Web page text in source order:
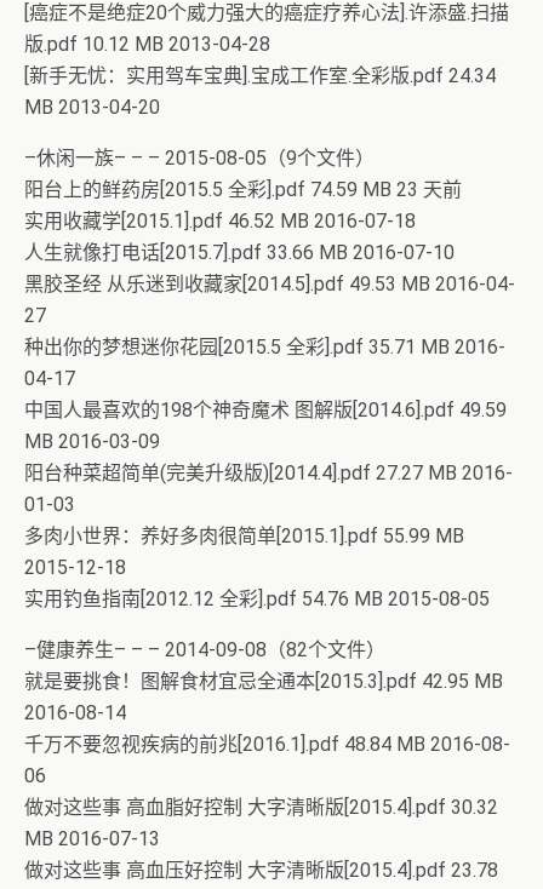
[癌症不是绝症20个威力强大的癌症疗养心法].许添盛.扫描
版.pdf 10.12 MB 2013-04-28
[新手无忧：实用驾车宝典].宝成工作室.全彩版.pdf 24.34
MB 2013-04-20
–休闲一族– – – 2015-08-05（9个文件）
阳台上的鲜药房[2015.5 全彩].pdf 74.59 MB 23 天前
实用收藏学[2015.1].pdf 46.52 MB 2016-07-18
人生就像打电话[2015.7].pdf 33.66 MB 2016-07-10
黑胶圣经 从乐迷到收藏家[2014.5].pdf 49.53 MB 2016-04-
27
种出你的梦想迷你花园[2015.5 全彩].pdf 35.71 MB 2016-
04-17
中国人最喜欢的198个神奇魔术 图解版[2014.6].pdf 49.59
MB 2016-03-09
阳台种菜超简单(完美升级版)[2014.4].pdf 27.27 MB 2016-
01-03
多肉小世界：养好多肉很简单[2015.1].pdf 55.99 MB
2015-12-18
实用钓鱼指南[2012.12 全彩].pdf 54.76 MB 2015-08-05
–健康养生– – – 2014-09-08（82个文件）
就是要挑食！图解食材宜忌全通本[2015.3].pdf 42.95 MB
2016-08-14
千万不要忽视疾病的前兆[2016.1].pdf 48.84 MB 2016-08-
06
做对这些事 高血脂好控制 大字清晰版[2015.4].pdf 30.32
MB 2016-07-13
做对这些事 高血压好控制 大字清晰版[2015.4].pdf 23.78